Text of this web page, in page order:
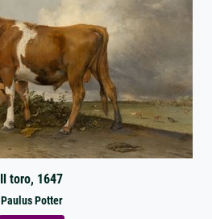
Il toro, 1647
Paulus Potter